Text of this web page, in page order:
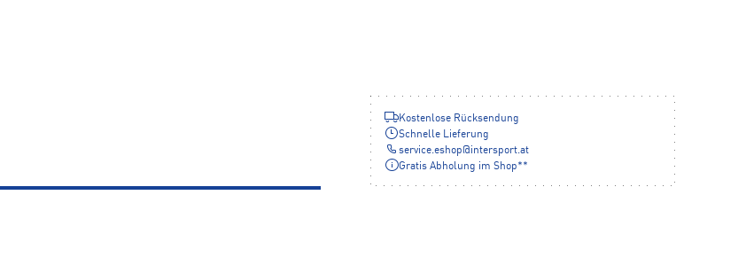
Kostenlose Rücksendung
Schnelle Lieferung
service.eshop@ intersport.at
Gratis Abholung im Shop**